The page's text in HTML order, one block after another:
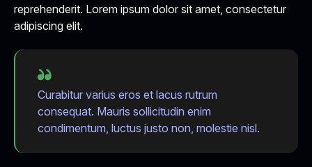
reprehenderit. Lorem ipsum dolor sit amet, consectetur
adipiscing elit.
Curabitur varius eros et lacus rutrum
consequat. Mauris sollicitudin enim
condimentum, luctus justo non, molestie nisl.